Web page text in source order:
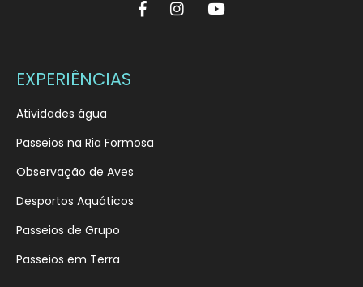
EXPERIÊNCIAS
Atividades água
Passeios na Ria Formosa
Observação de Aves
Desportos Aquáticos
Passeios de Grupo
Passeios em Terra